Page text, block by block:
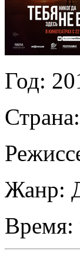
Год:
Страна:
Жанр:
Время: